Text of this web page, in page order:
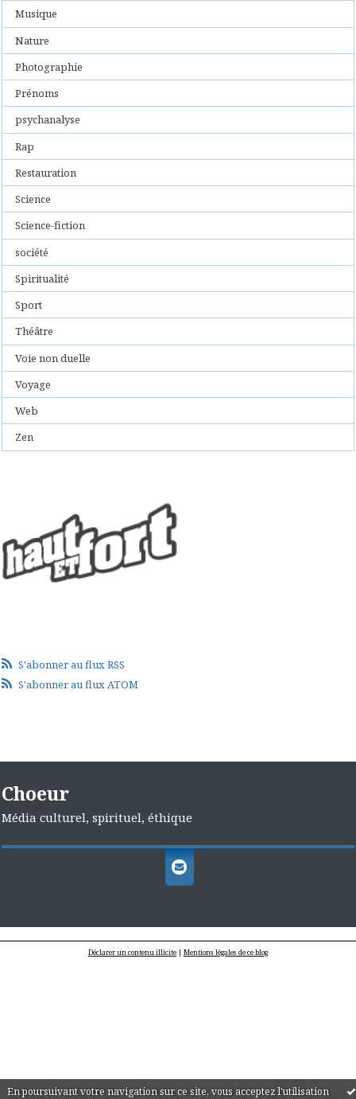
En poursuivant votre navigation sur ce site, vous acceptez l'utilisation
Musique
Nature
Photographie
Prénoms
psychanalyse
Rap
Restauration
Science
Science-fiction
société
Spiritualité
Sport
Théâtre
Voie non duelle
Voyage
Web
Zen
S'abonner au flux RSS
S'abonner au flux ATOM
Choeur
Média culturel, spirituel, éthique
Déclarer un contenu illicite | Mentions légales de ce blog